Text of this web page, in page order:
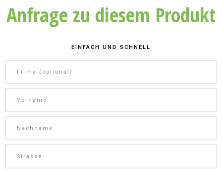
Anfrage zu diesem Produkt
EINFACH UND SCHNELL